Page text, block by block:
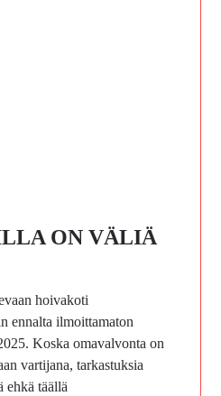
ON VÄLIÄ
hoivakoti
ennalta ilmoittamaton
Koska omavalvonta on
vartijana, tarkastuksia
ehkä täällä